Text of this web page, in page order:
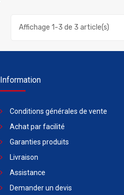
Affichage 1-3 de 3 article(s)
Information
Conditions générales de vente
Achat par facilité
Garanties produits
Livraison
Assistance
Demander un devis